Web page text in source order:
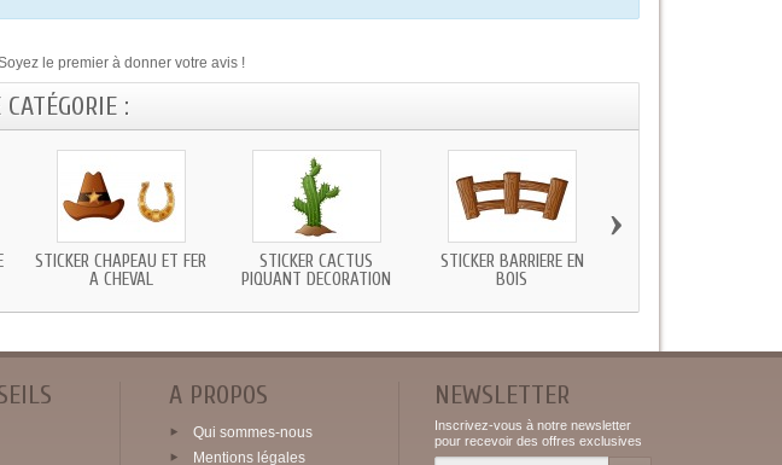
le premier à donner votre avis !
:
STICKER CHAPEAU ET FER
A CHEVAL
STICKER CACTUS
PIQUANT DECORATION
STICKER BARRIÈRE EN
BOIS
›
A PROPOS
Qui sommes-nous
Mentions légales
NEWSLETTER
Inscrivez-vous à notre newsletter
pour recevoir des offres exclusives